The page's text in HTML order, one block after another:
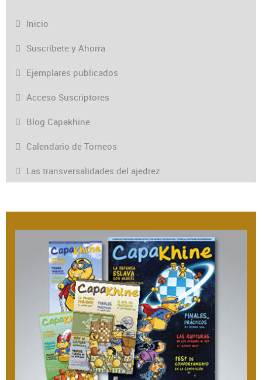
Inicio
Suscríbete y Ahorra
Ejemplares publicados
Acceso Suscriptores
Blog Capakhine
Calendario de Torneos
Las transversalidades del ajedrez